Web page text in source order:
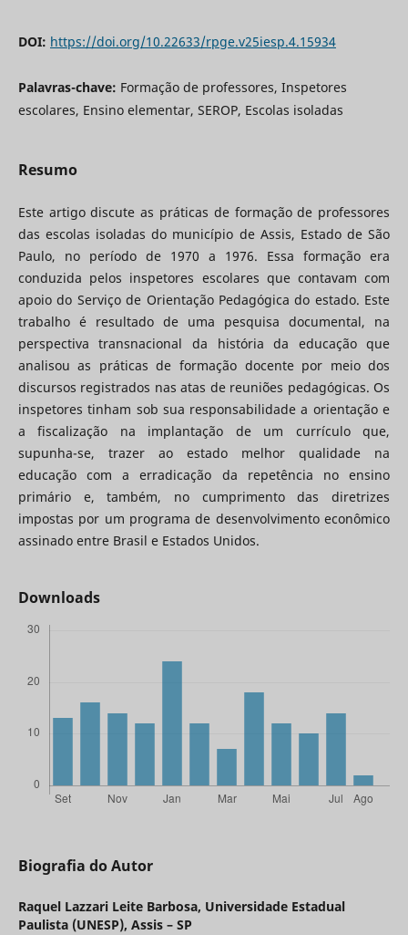
DOI: https://doi.org/10.22633/rpge.v25iesp.4.15934
Palavras-chave: Formação de professores, Inspetores
escolares, Ensino elementar, SEROP, Escolas isoladas
Resumo
Este artigo discute as práticas de formação de professores
das escolas isoladas do município de Assis, Estado de São
Paulo, no período de 1970 a 1976. Essa formação era
conduzida pelos inspetores escolares que contavam com
apoio do Serviço de Orientação Pedagógica do estado. Este
trabalho é resultado de uma pesquisa documental, na
perspectiva transnacional da história da educação que
analisou as práticas de formação docente por meio dos
discursos registrados nas atas de reuniões pedagógicas. Os
inspetores tinham sob sua responsabilidade a orientação e
a fiscalização na implantação de um currículo que,
supunha-se, trazer ao estado melhor qualidade na
educação com a erradicação da repetência no ensino
primário e, também, no cumprimento das diretrizes
impostas por um programa de desenvolvimento econômico
assinado entre Brasil e Estados Unidos.
Downloads
Biografia do Autor
Raquel Lazzari Leite Barbosa, Universidade Estadual
Paulista (UNESP), Assis – SP